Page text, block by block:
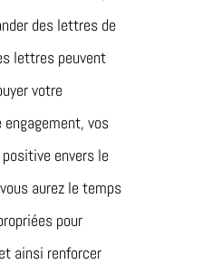
des lettres de
lettres peuvent
votre
vos
envers le
aurez le temps
pour
ainsi renforcer